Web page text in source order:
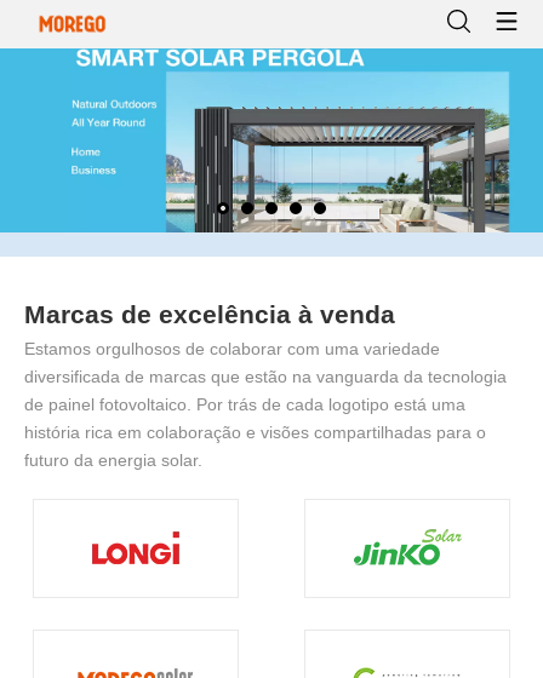
Marcas de excelência à venda
Estamos orgulhosos de colaborar com uma variedade
diversificada de marcas que estão na vanguarda da tecnologia
de painel fotovoltaico. Por trás de cada logotipo está uma
história rica em colaboração e visões compartilhadas para o
futuro da energia solar.